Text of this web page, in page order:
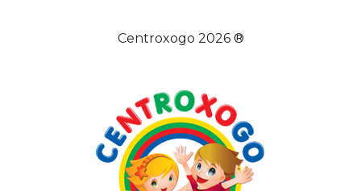
Centroxogo 2026 ®